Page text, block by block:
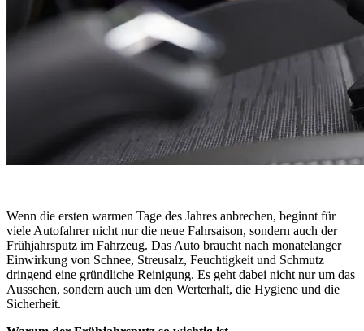
Wenn die ersten warmen Tage des Jahres anbrechen, beginnt für
viele Autofahrer nicht nur die neue Fahrsaison, sondern auch der
Frühjahrsputz im Fahrzeug. Das Auto braucht nach monatelanger
Einwirkung von Schnee, Streusalz, Feuchtigkeit und Schmutz
dringend eine gründliche Reinigung. Es geht dabei nicht nur um das
Aussehen, sondern auch um den Werterhalt, die Hygiene und die
Sicherheit.